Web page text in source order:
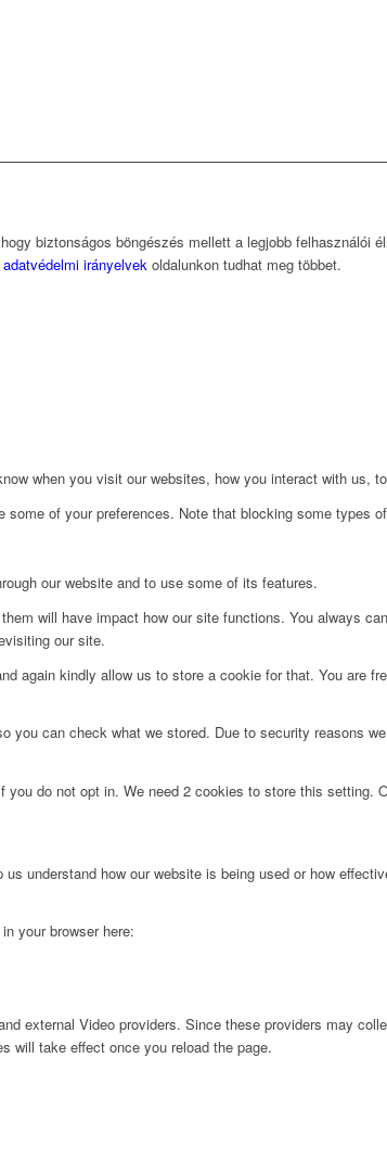
biztonságos böngészés mellett a legjobb felhasználói
adatvédelmi irányelvek oldalunkon tudhat meg többet.
when you visit our websites, how you interact with us,
of your preferences. Note that blocking some
our website and to use some of its features.
will have impact how our site functions. You always
our site.
again kindly allow us to store a cookie for that. You are
can check what we stored. Due to security reasons
do not opt in. We need 2 cookies to store this setting.
understand how our website is being used or how
your browser here:
external Video providers. Since these providers may
will take effect once you reload the page.